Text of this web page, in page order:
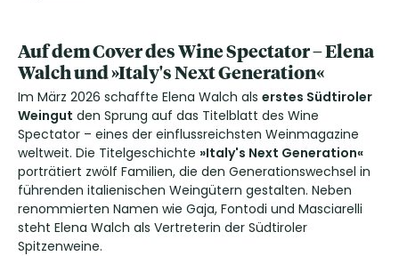
Auf dem Cover des Wine Spectator – Elena
Walch und »Italy's Next Generation«
Im März 2026 schaffte Elena Walch als erstes Südtiroler
Weingut den Sprung auf das Titelblatt des Wine
Spectator – eines der einflussreichsten Weinmagazine
weltweit. Die Titelgeschichte »Italy's Next Generation«
porträtiert zwölf Familien, die den Generationswechsel in
führenden italienischen Weingütern gestalten. Neben
renommierten Namen wie Gaja, Fontodi und Masciarelli
steht Elena Walch als Vertreterin der Südtiroler
Spitzenweine.